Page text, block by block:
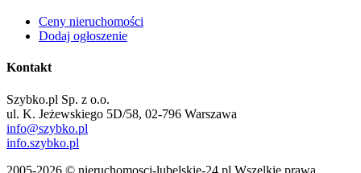
Ceny nieruchomości
Dodaj ogłoszenie
Kontakt
Szybko.pl Sp. z o.o.
ul. K. Jeżewskiego 5D/58, 02-796 Warszawa
info@szybko.pl
info.szybko.pl
2005-2026 © nieruchomosci-lubelskie-24.pl Wszelkie prawa